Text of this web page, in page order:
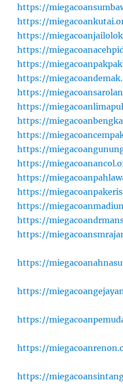
https://
https://
https://
https://
https://
https://
https://
https://
https://
https://
https://
https://
https://
https://
https://
https://
https://
https://
https://
https://
https://
https://